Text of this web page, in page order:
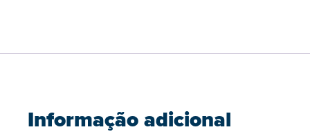
Informação adicional